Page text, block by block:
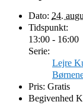
Dato: 24.
Tidspunkt:
13:00 - 16:00
Serie:
Lejre
Pris: Gratis
Begivenhed